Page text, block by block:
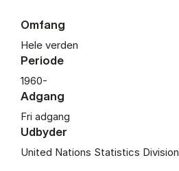
Omfang
Hele verden
Periode
1960-
Adgang
Fri adgang
Udbyder
United Nations Statistics Division